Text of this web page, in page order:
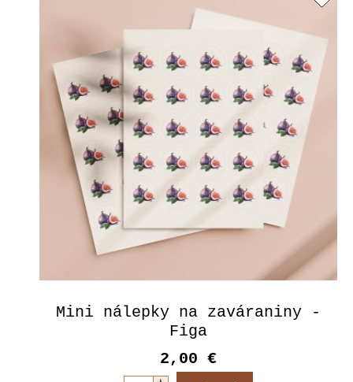
Mini nálepky na zaváraniny -
Figa
2,00 €